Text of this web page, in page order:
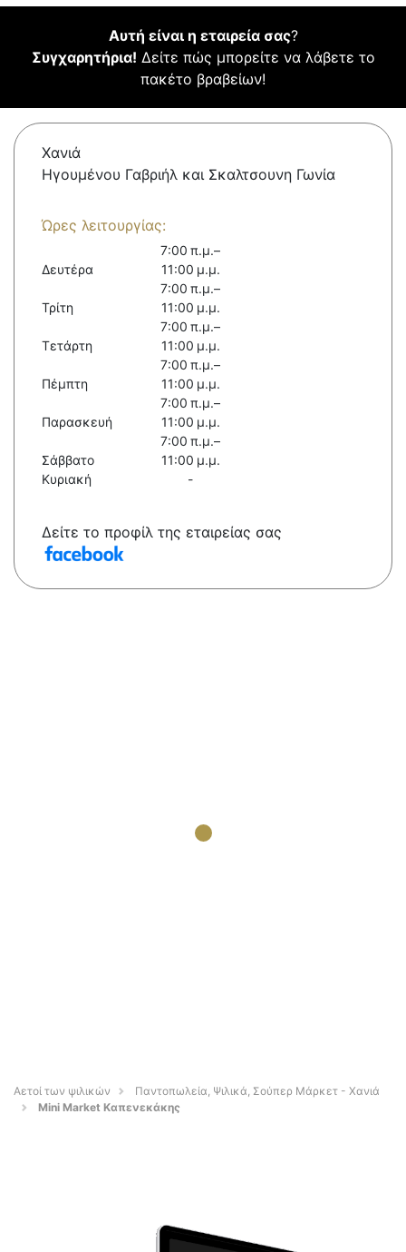
Αυτή είναι η εταιρεία σας?
Συγχαρητήρια! Δείτε πώς μπορείτε να λάβετε το
πακέτο βραβείων!
Χανιά
Ηγουμένου Γαβριήλ και Σκαλτσουνη Γωνία
Ώρες λειτουργίας:
Δευτέρα
7:00 π.μ.–
11:00 μ.μ.
Τρίτη
7:00 π.μ.–
11:00 μ.μ.
Τετάρτη
7:00 π.μ.–
11:00 μ.μ.
Πέμπτη
7:00 π.μ.–
11:00 μ.μ.
Παρασκευή
7:00 π.μ.–
11:00 μ.μ.
Σάββατο
7:00 π.μ.–
11:00 μ.μ.
Κυριακή
-
Δείτε το προφίλ της εταιρείας σας
Αετοί των ψιλικών
Παντοπωλεία, Ψιλικά, Σούπερ Μάρκετ - Χανιά
Mini Μarket Καπενεκάκης